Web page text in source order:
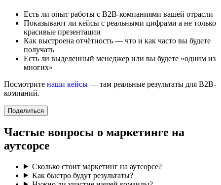
Есть ли опыт работы с B2B-компаниями вашей отрасли
Показывают ли кейсы с реальными цифрами а не только
красивые презентации
Как выстроена отчётность — что и как часто вы будете
получать
Есть ли выделенный менеджер или вы будете «одним из
многих»
Посмотрите наши кейсы — там реальные результаты для B2B-
компаний.
Поделиться
Частые вопросы о маркетинге на
аутсорсе
Сколько стоит маркетинг на аутсорсе?
Как быстро будут результаты?